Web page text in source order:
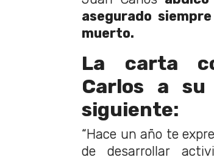
asegurado
muerto.
La carta
Carlos a
siguiente:
“Hace un año te
de desarrollar